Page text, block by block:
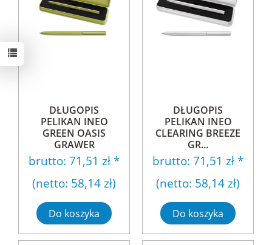
DŁUGOPIS
PELIKAN INEO
GREEN OASIS
GRAWER
brutto: 71,51 zł *
(netto: 58,14 zł)
Do koszyka
DŁUGOPIS
PELIKAN INEO
CLEARING BREEZE
GR...
brutto: 71,51 zł *
(netto: 58,14 zł)
Do koszyka